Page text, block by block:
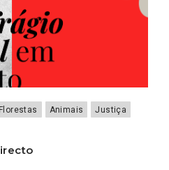
Animais
Justiça